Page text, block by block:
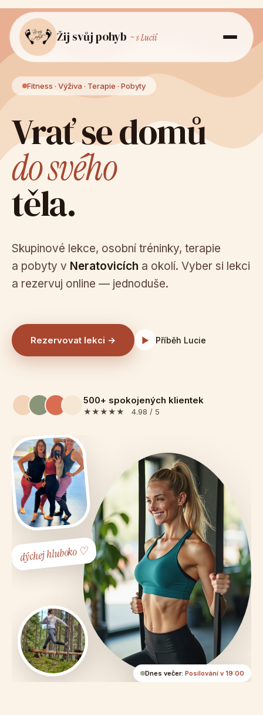
Žij svůj pohyb ~ s Lucií
Fitness · Výživa · Terapie · Pobyty
Vrať se domů
do svého
těla.
Skupinové lekce, osobní tréninky, terapie
a pobyty v Neratovicích a okolí. Vyber si lekci
a rezervuj online — jednoduše.
Rezervovat lekci → ▶ Příběh Lucie
500+ spokojených klientek
★★★★★ 4.98 / 5
dýchej hluboko ♡
Dnes večer: Posilování v 19:00